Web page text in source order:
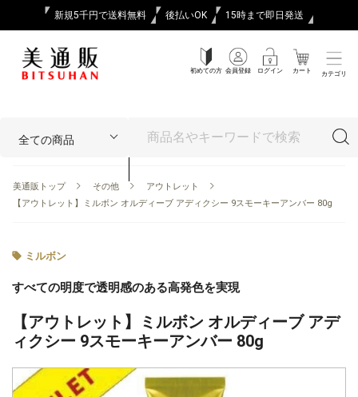
新規5千円で送料無料 後払いOK 15時まで即日発送
初めての方 会員登録 ログイン カート カテゴリ
美通販トップ その他
アウトレット
【アウトレット】ミルボン オルディーブ アディクシー 9スモーキーアンバー 80g
ミルボン
すべての明度で透明感のある高発色を実現
【アウトレット】ミルボン オルディーブ アデ
ィクシー 9スモーキーアンバー 80g